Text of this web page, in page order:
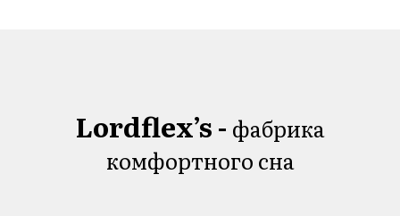
Lordflex’s - фабрика
комфортного сна